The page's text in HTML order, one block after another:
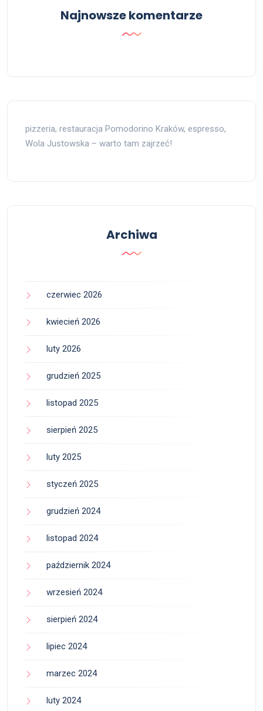
Najnowsze komentarze
pizzeria, restauracja Pomodorino Kraków, espresso,
Wola Justowska – warto tam zajrzeć!
Archiwa
czerwiec 2026
kwiecień 2026
luty 2026
grudzień 2025
listopad 2025
sierpień 2025
luty 2025
styczeń 2025
grudzień 2024
listopad 2024
październik 2024
wrzesień 2024
sierpień 2024
lipiec 2024
marzec 2024
luty 2024